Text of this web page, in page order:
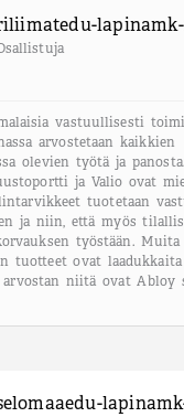
vastuullisesti
arvostetaan kaikkien
olevien työtä ja
ja Valio ovat
tuotetaan
ja niin, että myös
työstään. Muita
tuotteet ovat
niitä ovat Abloy